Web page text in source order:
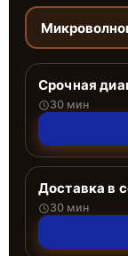
Срочная
30 мин
Доставка в
30 мин